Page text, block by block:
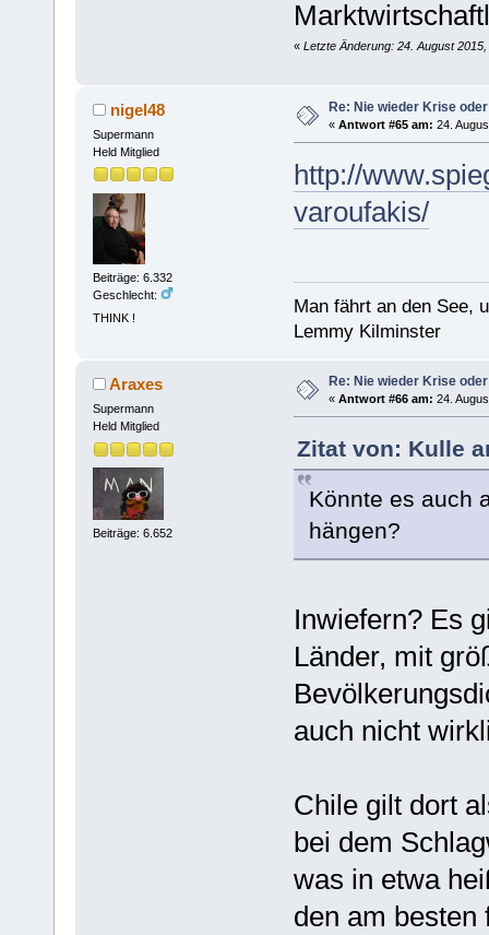
« Letzte Änderung: 24. August
nigel48
Supermann
Held Mitglied
Beiträge: 6.332
Geschlecht:
THINK !
Re: Nie wieder Krise
« Antwort #65 am: 24.
http://
varoufakis/
Man fährt an den See,
Lemmy Kilminster
Araxes
Supermann
Held Mitglied
Beiträge: 6.652
Re: Nie wieder Krise
« Antwort #66 am: 24.
Zitat von: Kulle
Könnte es auch
hängen?
Inwiefern? Es
Länder, mit
auch nicht
Chile gilt dort
bei dem
was in etwa
den am besten